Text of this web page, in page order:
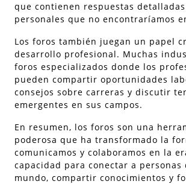
que contienen respuestas
personales que no encontraríamos
Los foros también juegan un papel
desarrollo profesional. Muchas
foros especializados donde los
pueden compartir oportunidades
consejos sobre carreras y discutir
emergentes en sus campos.
En resumen, los foros son una
poderosa que ha transformado la
comunicamos y colaboramos en la
capacidad para conectar a personas
mundo, compartir conocimientos y